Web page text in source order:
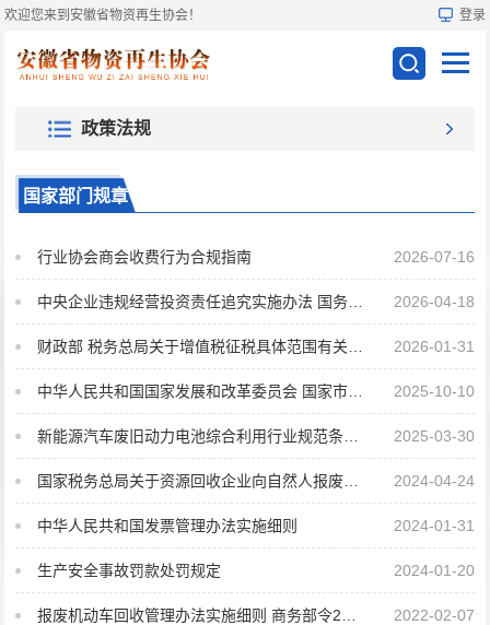
欢迎您来到安徽省物资再生协会！ 登录
政策法规
国家部门规章
行业协会商会收费行为合规指南 2026-07-16
2026-04-18
2026-01-31
2025-10-10
2025-03-30
2024-04-24
中华人民共和国发票管理办法实施细则 2024-01-31
生产安全事故罚款处罚规定 2024-01-20
2022-02-07